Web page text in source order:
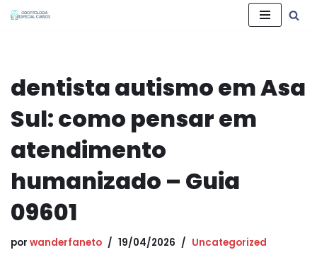
conteúdo
dentista autismo em Asa
Sul: como pensar em
atendimento
humanizado – Guia
09601
por wanderfaneto 19/04/2026 Uncategorized